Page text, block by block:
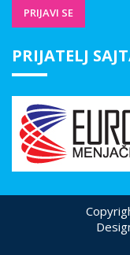
PRIJATELJ